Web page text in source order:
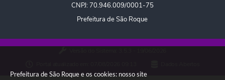
Prefeitura de São Roque e os cookies: nosso site
CNPJ: 70.946.009/0001-75
Prefeitura de São Roque